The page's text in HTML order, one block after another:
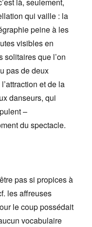
là, seulement,
qui vaille : la
peine à les
visibles en
solitaires que l’on
pas de deux
et de la
danseurs, qui
–
du spectacle.
pas si propices à
les affreuses
le coup possédait
vocabulaire